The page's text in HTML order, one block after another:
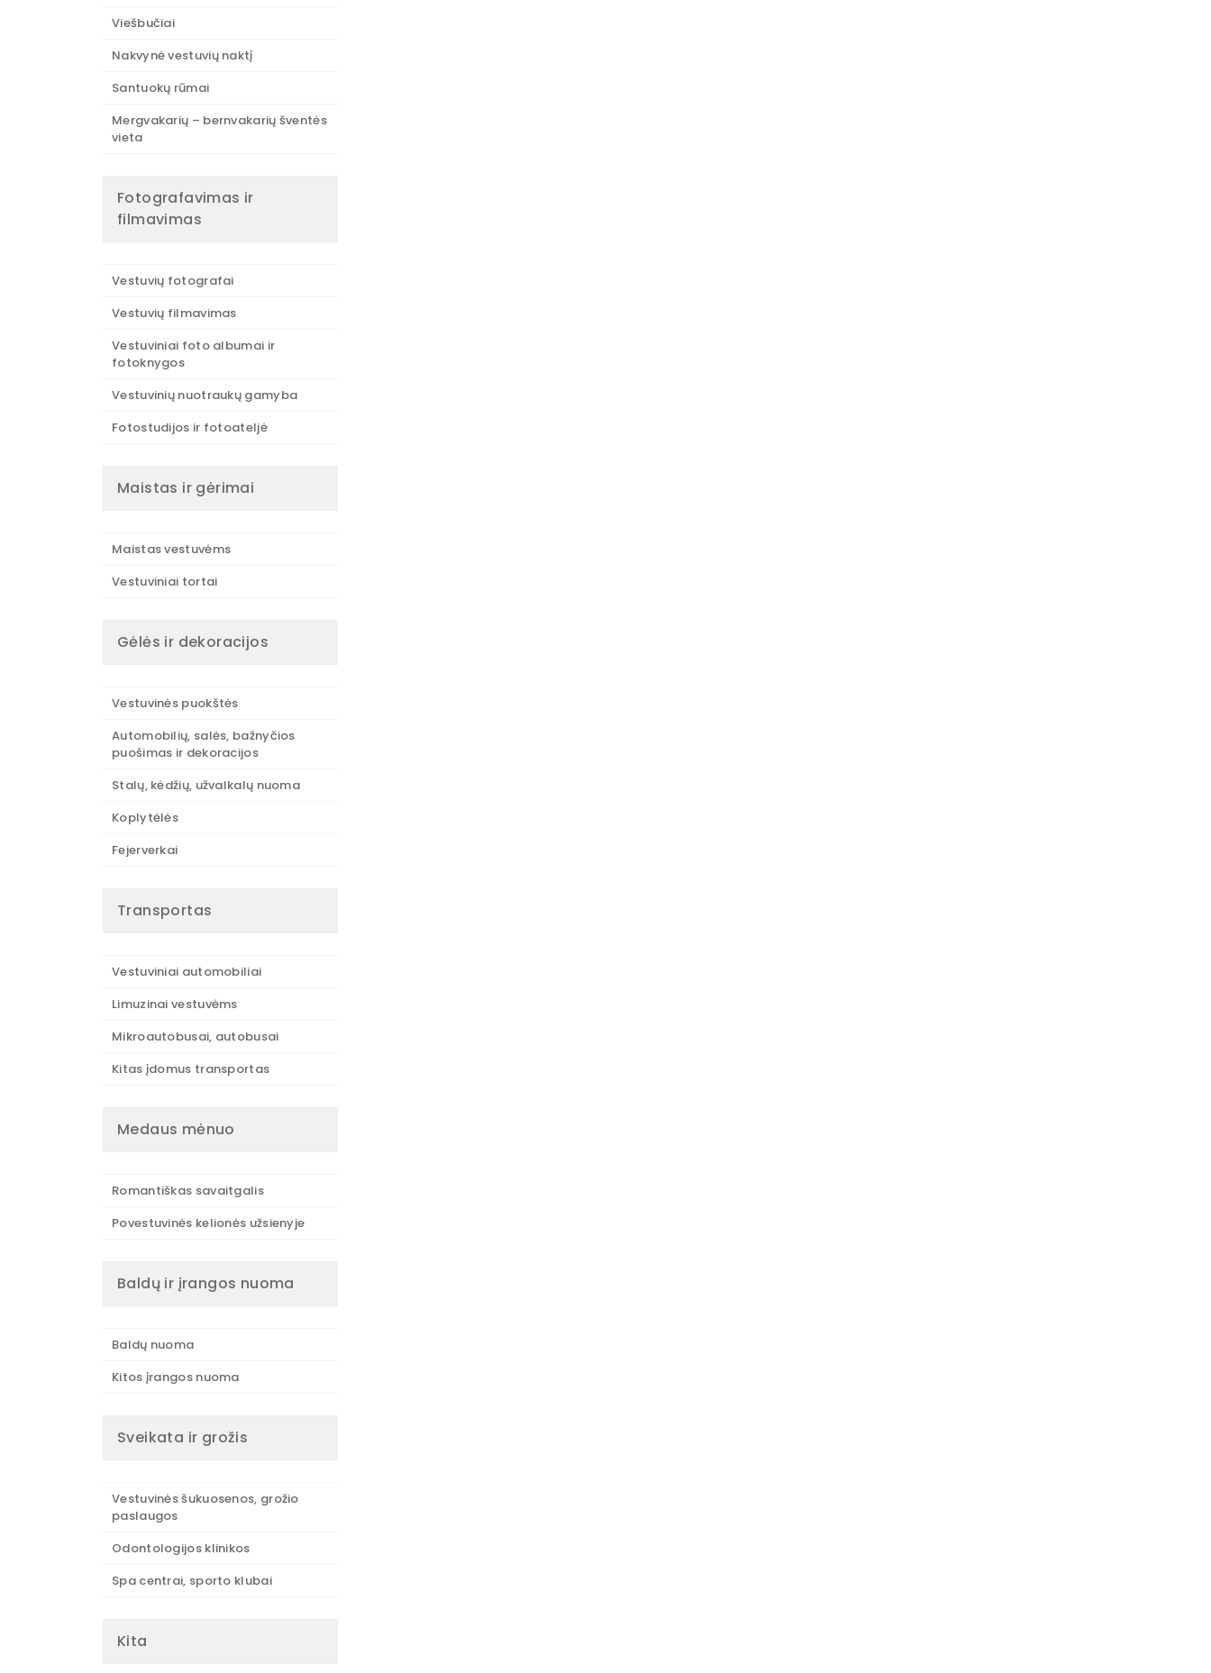
Viešbučiai
Nakvynė vestuvių naktį
Santuokų rūmai
Mergvakarių – bernvakarių šventės
vieta
Fotografavimas ir
filmavimas
Vestuvių fotografai
Vestuvių filmavimas
Vestuviniai foto albumai ir
fotoknygos
Vestuvinių nuotraukų gamyba
Fotostudijos ir fotoateljė
Maistas ir gėrimai
Maistas vestuvėms
Vestuviniai tortai
Gėlės ir dekoracijos
Vestuvinės puokštės
Automobilių, salės, bažnyčios
puošimas ir dekoracijos
Stalų, kėdžių, užvalkalų nuoma
Koplytėlės
Fejerverkai
Transportas
Vestuviniai automobiliai
Limuzinai vestuvėms
Mikroautobusai, autobusai
Kitas įdomus transportas
Medaus mėnuo
Romantiškas savaitgalis
Povestuvinės kelionės užsienyje
Baldų ir įrangos nuoma
Baldų nuoma
Kitos įrangos nuoma
Sveikata ir grožis
Vestuvinės šukuosenos, grožio
paslaugos
Odontologijos klinikos
Spa centrai, sporto klubai
Kita